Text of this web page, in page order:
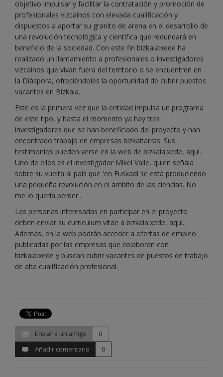
objetivo impulsar y facilitar la contratación y promoción de
profesionales vizcaínos con elevada cualificación y
dispuestos a aportar su granito de arena en el desarrollo de
una revolución tecnológica y científica que redundará en
beneficio de la sociedad. Con este fin bizkaia:xede ha
realizado un llamamiento a profesionales o investigadores
vizcaínos que vivan fuera del territorio o se encuentren en
la Diáspora, ofreciéndoles la oportunidad de cubrir puestos
vacantes en Bizkaia.
Este es la primera vez que la entidad impulsa un programa
de este tipo, y hasta el momento ya hay tres
investigadores que se han beneficiado del proyecto y han
encontrado trabajo en empresas bizkaitarras. Sus
testimonios pueden verse en la web de bizkaia:xede, aquí.
Uno de ellos es el investigador Mikel Valle, quien señala
sobre su vuelta al país que 'en Euskadi se está produciendo
una pequeña revolución en el ámbito de las ciencias. No
me lo quería perder'.
Las personas interesadas en participar en el proyecto
deben enviar su curriculum vitae a bizkaia:xede, aquí.
Además, en la web podrán acceder a ofertas de empleo
publicadas por las empresas que colaboran con
bizkaia:xede y buscan cubrir vacantes de puestos de trabajo
de alta cualificación profesional.
Enviar a un amigo
0
Añadir comentario
0